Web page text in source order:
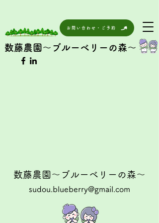
数藤農園～ブルーベリーの森～
お問い合わせ・ご予約
数藤農園～ブルーベリーの森～
sudou.blueberry@gmail.com